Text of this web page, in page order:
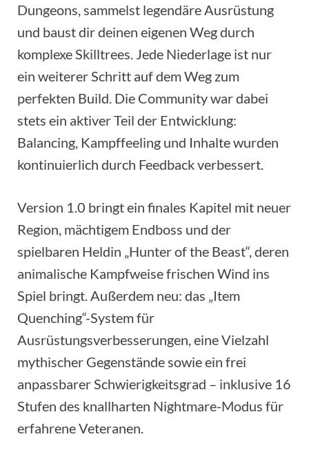
Dungeons, sammelst legendäre Ausrüstung
und baust dir deinen eigenen Weg durch
komplexe Skilltrees. Jede Niederlage ist nur
ein weiterer Schritt auf dem Weg zum
perfekten Build. Die Community war dabei
stets ein aktiver Teil der Entwicklung:
Balancing, Kampffeeling und Inhalte wurden
kontinuierlich durch Feedback verbessert.
Version 1.0 bringt ein finales Kapitel mit neuer
Region, mächtigem Endboss und der
spielbaren Heldin „Hunter of the Beast“, deren
animalische Kampfweise frischen Wind ins
Spiel bringt. Außerdem neu: das „Item
Quenching“-System für
Ausrüstungsverbesserungen, eine Vielzahl
mythischer Gegenstände sowie ein frei
anpassbarer Schwierigkeitsgrad – inklusive 16
Stufen des knallharten Nightmare-Modus für
erfahrene Veteranen.